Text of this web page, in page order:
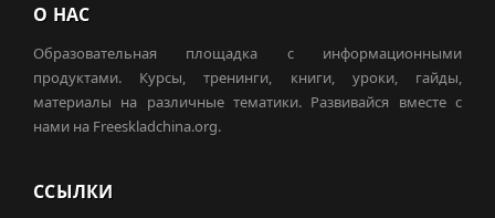
О НАС
Образовательная площадка с информационными
продуктами. Курсы, тренинги, книги, уроки, гайды,
материалы на различные тематики. Развивайся вместе с
нами на Freeskladchina.org.
ССЫЛКИ